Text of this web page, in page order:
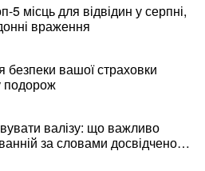
5 місць для відвідин у серпні,
враження
безпеки вашої страховки
подорож
валізу: що важливо
за словами досвідченої